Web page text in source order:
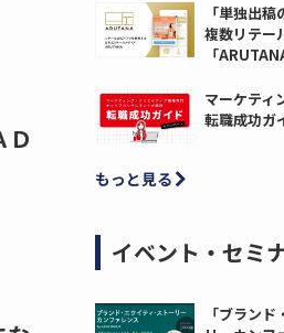
Ｄ
「単独出稿
複数リテー
「
マーケティ
転職成功ガ
もっと見る
イベント・セミ
「ブラン